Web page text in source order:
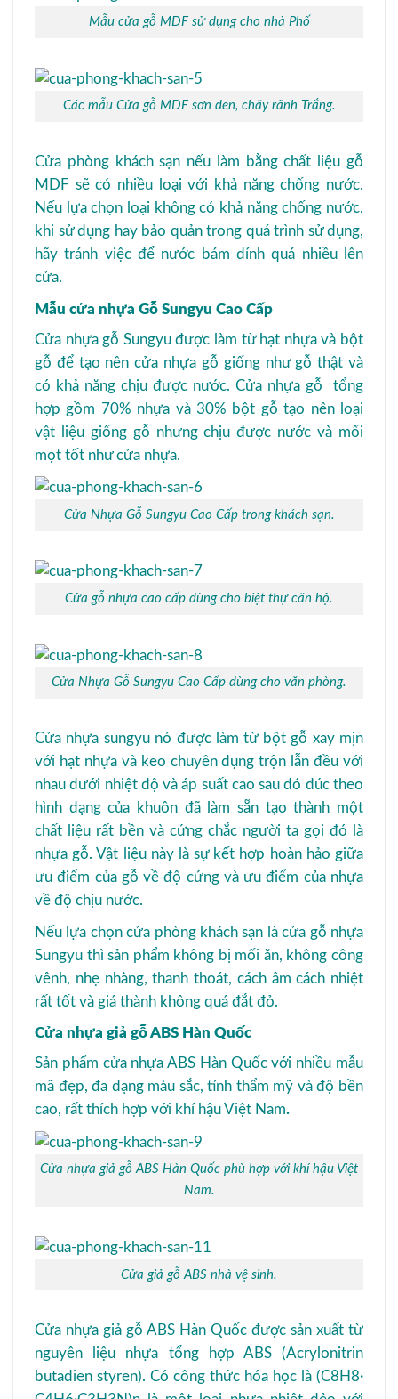
Mẫu cửa gỗ MDF sử dụng cho nhà Phố
Các mẫu Cửa gỗ MDF sơn đen, chãy rãnh Trắng.
Cửa phòng khách sạn nếu làm bằng chất liệu gỗ
MDF sẽ có nhiều loại với khả năng chống nước.
Nếu lựa chọn loại không có khả năng chống nước,
khi sử dụng hay bảo quản trong quá trình sử dụng,
hãy tránh việc để nước bám dính quá nhiều lên
cửa.
Mẫu cửa nhựa Gỗ Sungyu Cao Cấp
Cửa nhựa gỗ Sungyu được làm từ hạt nhựa và bột
gỗ để tạo nên cửa nhựa gỗ giống như gỗ thật và
có khả năng chịu được nước. Cửa nhựa gỗ tổng
hợp gồm 70% nhựa và 30% bột gỗ tạo nên loại
vật liệu giống gỗ nhưng chịu được nước và mối
mọt tốt như cửa nhựa.
Cửa Nhựa Gỗ Sungyu Cao Cấp trong khách sạn.
Cửa gỗ nhựa cao cấp dùng cho biệt thự căn hộ.
Cửa Nhựa Gỗ Sungyu Cao Cấp dùng cho văn phòng.
Cửa nhựa sungyu nó được làm từ bột gỗ xay mịn
với hạt nhựa và keo chuyên dụng trộn lẫn đều với
nhau dưới nhiệt độ và áp suất cao sau đó đúc theo
hình dạng của khuôn đã làm sẵn tạo thành một
chất liệu rất bền và cứng chắc người ta gọi đó là
nhựa gỗ. Vật liệu này là sự kết hợp hoàn hảo giữa
ưu điểm của gỗ về độ cứng và ưu điểm của nhựa
về độ chịu nước.
Nếu lựa chọn cửa phòng khách sạn là cửa gỗ nhựa
Sungyu thì sản phẩm không bị mối ăn, không công
vênh, nhẹ nhàng, thanh thoát, cách âm cách nhiệt
rất tốt và giá thành không quá đắt đỏ.
Cửa nhựa giả gỗ ABS Hàn Quốc
Sản phẩm cửa nhựa ABS Hàn Quốc với nhiều mẫu
mã đẹp, đa dạng màu sắc, tính thẩm mỹ và độ bền
cao, rất thích hợp với khí hậu Việt Nam.
Cửa nhựa giả gỗ ABS Hàn Quốc phù hợp với khí hậu Việt
Nam.
Cửa giả gỗ ABS nhà vệ sinh.
Cửa nhựa giả gỗ ABS Hàn Quốc được sản xuất từ
nguyên liệu nhựa tổng hợp ABS (Acrylonitrin
butadien styren). Có công thức hóa học là (C8H8·